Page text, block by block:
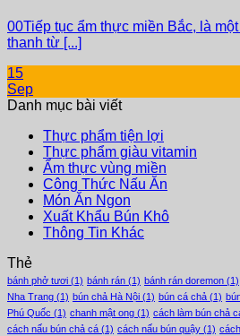
00Tiếp tục ẩm thực miền Bắc, là
thanh từ [...]
15
Sep
Danh mục bài viết
Thực phẩm tiện lợi
Thực phẩm giàu vitamin
Ẩm thực vùng miền
Công Thức Nấu Ăn
Món Ăn Ngon
Xuất Khẩu Bún Khô
Thông Tin Khác
Thẻ
bánh phở tươi (1) bánh rán (1) bánh rán doremon (1)
Nha Trang (1) bún chả Hà Nội (1) bún cá chả (1)
Phú Quốc (1) chanh mật ong (1) cách làm bún chả
cách nấu bún chả cá (1) cách nấu bún quậy (1)